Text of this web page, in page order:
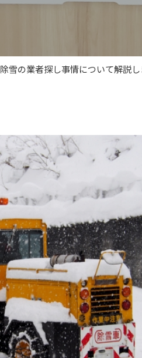
除雪の業者探し事情について解説